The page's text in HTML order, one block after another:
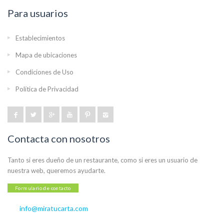
Para usuarios
Establecimientos
Mapa de ubicaciones
Condiciones de Uso
Política de Privacidad
Contacta con nosotros
Tanto si eres dueño de un restaurante, como si eres un usuario de
nuestra web, queremos ayudarte.
Formulario de contacto
info@miratucarta.com